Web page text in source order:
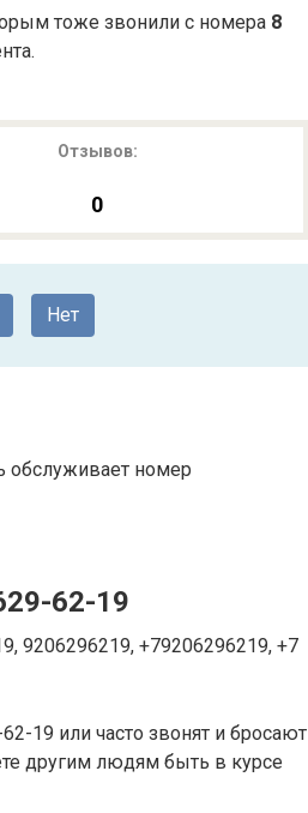
тоже звонили с номера 8
Отзывов:
0
Нет
обслуживает номер
62-19
9206296219, +79206296219, +7
19 или часто звонят и бросают
другим людям быть в курсе